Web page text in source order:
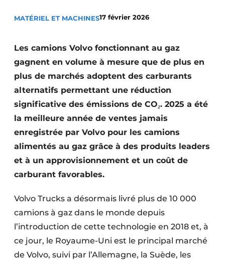
Construction bois
Contrôle d’accès
Éclairage
Fondations
Façades
Géotextiles
Infrastructures souterraines et égouttage
Protection solaire
MATÉRIEL ET MACHINES17 février 2026
Les camions Volvo fonctionnant au gaz
gagnent en volume à mesure que de plus en
plus de marchés adoptent des carburants
alternatifs permettant une réduction
significative des émissions de CO₂. 2025 a été
la meilleure année de ventes jamais
enregistrée par Volvo pour les camions
alimentés au gaz grâce à des produits leaders
et à un approvisionnement et un coût de
carburant favorables.
Volvo Trucks a désormais livré plus de 10 000
camions à gaz dans le monde depuis
l’introduction de cette technologie en 2018 et, à
ce jour, le Royaume-Uni est le principal marché
de Volvo, suivi par l’Allemagne, la Suède, les